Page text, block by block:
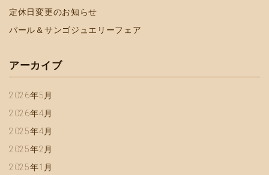
定休日変更のお知らせ
パール＆サンゴジュエリーフェア
アーカイブ
2026年5月
2026年4月
2025年4月
2025年2月
2025年1月